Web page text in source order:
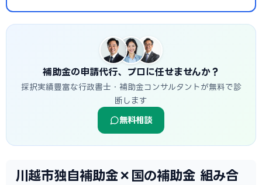
補助金の申請代行、プロに任せませんか？
採択実績豊富な行政書士・補助金コンサルタントが無料で診
断します
無料相談
川越市独自補助金×国の補助金 組み合